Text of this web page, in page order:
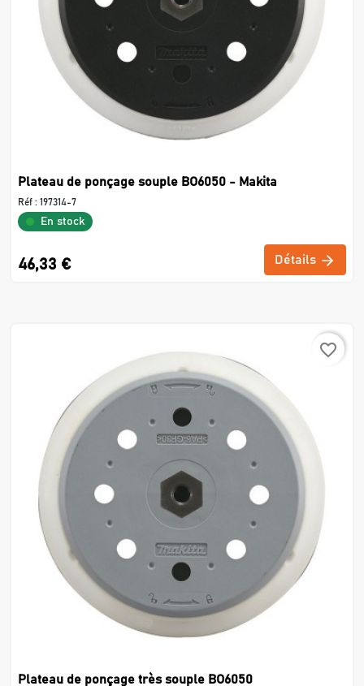
Plateau de ponçage souple BO6050 - Makita
Réf : 197314-7
En stock
46,33 € Détails
favorite_border
Plateau de ponçage très souple BO6050